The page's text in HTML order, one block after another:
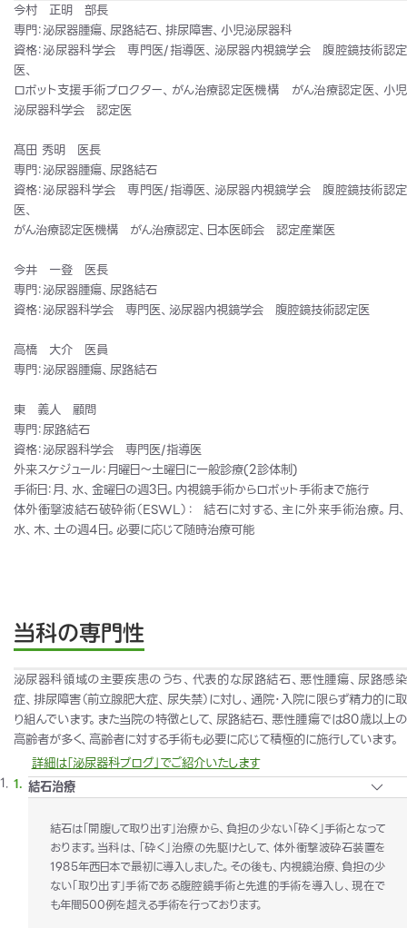
今村 正明 部長
専門：泌尿器腫瘍、尿路結石、排尿障害、 小児泌尿器科
資格：泌尿器科学会 専門医/指導医、泌尿器内視鏡学会 腹腔鏡技術認定
医、
ロボット支援手術プロクター、がん治療認定医機構 がん治療認定医、 小児
泌尿器科学会 認定医
髙田 秀明 医長
専門：泌尿器腫瘍、尿路結石
資格：泌尿器科学会 専門医/指導医、泌尿器内視鏡学会 腹腔鏡技術認定
医、
がん治療認定医機構 がん治療認定、日本医師会 認定産業医
今井 一登 医長
専門：泌尿器腫瘍、尿路結石
資格：泌尿器科学会 専門医、泌尿器内視鏡学会 腹腔鏡技術認定医
高橋 大介 医員
専門：泌尿器腫瘍、尿路結石
東 義人 顧問
専門：尿路結石
資格：泌尿器科学会 専門医/指導医
外来スケジュール：月曜日～土曜日に一般診療(2診体制)
手術日：月、水、金曜日の週3日。内視鏡手術からロボット手術まで施行
体外衝撃波結石破砕術（ESWL）：
結石に対する、主に外来手術治療。月、
水、木、土の週4日。必要に応じて随時治療可能
当科の専門性
泌尿器科領域の主要疾患のうち、代表的な尿路結石、悪性腫瘍、尿路感染
症、排尿障害（前立腺肥大症、尿失禁）に対し、通院･入院に限らず精力的に取
り組んでいます。また当院の特徴として、尿路結石、悪性腫瘍では80歳以上の
高齢者が多く、高齢者に対する手術も必要に応じて積極的に施行しています。
詳細は「泌尿器科ブログ」でご紹介いたします
結石治療
結石は「開腹して取り出す」治療から、負担の少ない「砕く」手術となって
おります。当科は、「砕く」治療の先駆けとして、体外衝撃波砕石装置を
1985年西日本で最初に導入しました。その後も、内視鏡治療、負担の少
ない「取り出す」手術である腹腔鏡手術と先進的手術を導入し、現在で
も年間500例を超える手術を行っております。